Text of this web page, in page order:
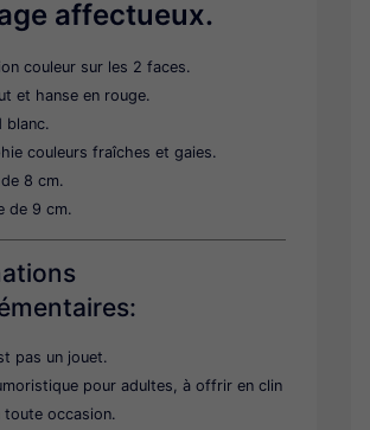
affectueux.
couleur sur les 2 faces.
et hanse en rouge.
blanc.
couleurs fraîches et gaies.
8 cm.
de 9 cm.
pas un jouet.
pour adultes, à offrir en clin
toute occasion.